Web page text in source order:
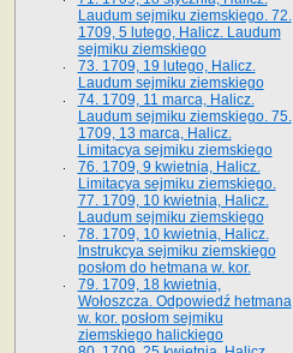
Laudum sejmiku ziemskiego. 72.
1709, 5 lutego, Halicz. Laudum
sejmiku ziemskiego
73. 1709, 19 lutego, Halicz.
Laudum sejmiku ziemskiego
74. 1709, 11 marca, Halicz.
Laudum sejmiku ziemskiego. 75.
1709, 13 marca, Halicz.
Limitacya sejmiku ziemskiego
76. 1709, 9 kwietnia, Halicz.
Limitacya sejmiku ziemskiego.
77. 1709, 10 kwietnia, Halicz.
Laudum sejmiku ziemskiego
78. 1709, 10 kwietnia, Halicz.
Instrukcya sejmiku ziemskiego
posłom do hetmana w. kor.
79. 1709, 18 kwietnia,
Wołoszcza. Odpowiedź hetmana
w. kor. posłom sejmiku
ziemskiego halickiego